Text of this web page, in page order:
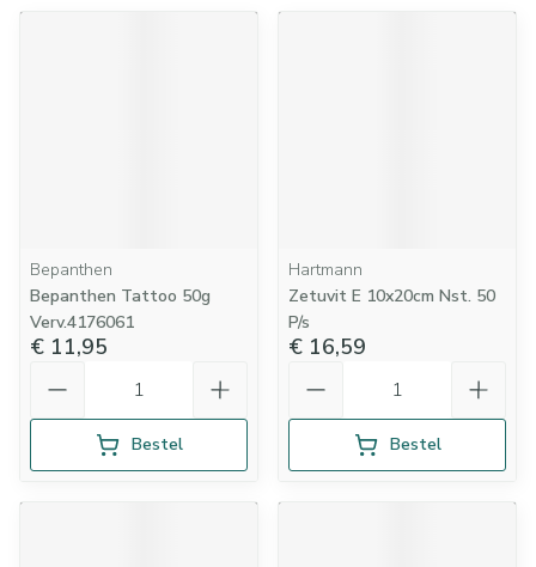
Bepanthen
Bepanthen Tattoo 50g
Verv.4176061
€ 11,95
Bestel
Hartmann
Zetuvit E 10x20cm Nst. 50
P/s
€ 16,59
Bestel